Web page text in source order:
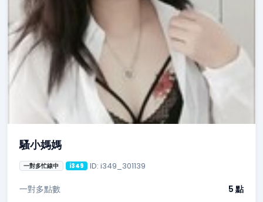
騷小媽媽
一對多忙線中 i349 ID: i349_301139
一對多點數 5 點